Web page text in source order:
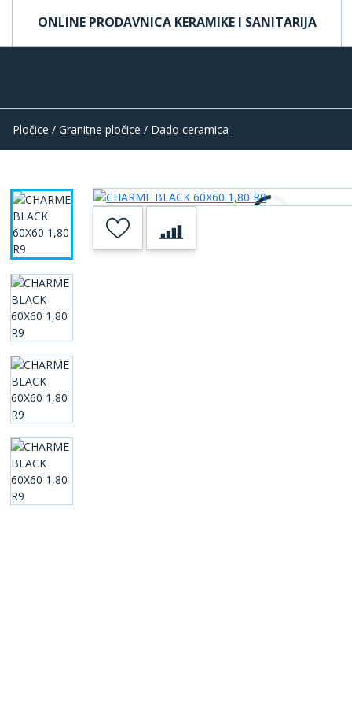
ONLINE PRODAVNICA KERAMIKE I SANITARIJA
Pločice / Granitne pločice / Dado ceramica